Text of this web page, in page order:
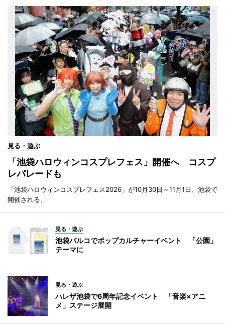
見る・遊ぶ
「池袋ハロウィンコスプレフェス」開催へ コスプ
レパレードも
「池袋ハロウィンコスプレフェス2026」が10月30日～11月1日、池袋で
開催される。
見る・遊ぶ
池袋パルコでポップカルチャーイベント 「公園」
テーマに
見る・遊ぶ
ハレザ池袋で6周年記念イベント 「音楽×アニ
メ」ステージ展開